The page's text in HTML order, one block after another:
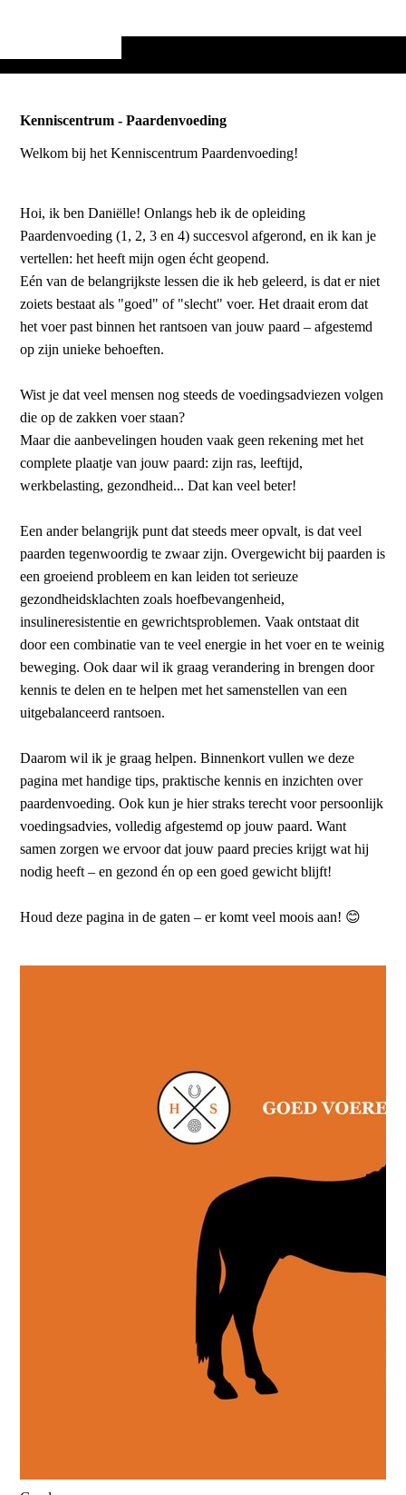
Kenniscentrum - Paardenvoeding
Welkom bij het Kenniscentrum Paardenvoeding!
Hoi, ik ben Daniëlle! Onlangs heb ik de opleiding
Paardenvoeding (1, 2, 3 en 4) succesvol afgerond, en ik kan je
vertellen: het heeft mijn ogen écht geopend.
Eén van de belangrijkste lessen die ik heb geleerd, is dat er niet
zoiets bestaat als "goed" of "slecht" voer. Het draait erom dat
het voer past binnen het rantsoen van jouw paard – afgestemd
op zijn unieke behoeften.
Wist je dat veel mensen nog steeds de voedingsadviezen volgen
die op de zakken voer staan?
Maar die aanbevelingen houden vaak geen rekening met het
complete plaatje van jouw paard: zijn ras, leeftijd,
werkbelasting, gezondheid... Dat kan veel beter!
Een ander belangrijk punt dat steeds meer opvalt, is dat veel
paarden tegenwoordig te zwaar zijn. Overgewicht bij paarden is
een groeiend probleem en kan leiden tot serieuze
gezondheidsklachten zoals hoefbevangenheid,
insulineresistentie en gewrichtsproblemen. Vaak ontstaat dit
door een combinatie van te veel energie in het voer en te weinig
beweging. Ook daar wil ik graag verandering in brengen door
kennis te delen en te helpen met het samenstellen van een
uitgebalanceerd rantsoen.
Daarom wil ik je graag helpen. Binnenkort vullen we deze
pagina met handige tips, praktische kennis en inzichten over
paardenvoeding. Ook kun je hier straks terecht voor persoonlijk
voedingsadvies, volledig afgestemd op jouw paard. Want
samen zorgen we ervoor dat jouw paard precies krijgt wat hij
nodig heeft – en gezond én op een goed gewicht blijft!
Houd deze pagina in de gaten – er komt veel moois aan! 😊